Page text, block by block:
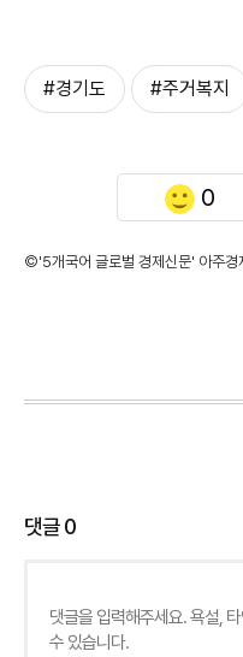
#경기도 #주거복지
0
©'5개국어 글로벌 경제신문' 아주경
댓글0